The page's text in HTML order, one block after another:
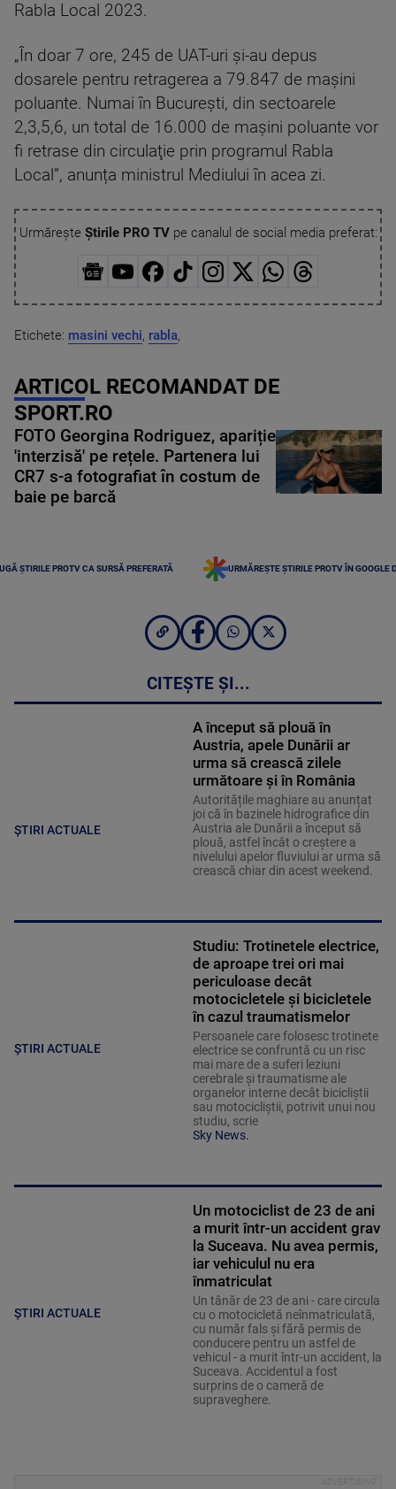
Rabla Local 2023.
„În doar 7 ore, 245 de UAT-uri şi-au depus
dosarele pentru retragerea a 79.847 de maşini
poluante. Numai în Bucureşti, din sectoarele
2,3,5,6, un total de 16.000 de maşini poluante vor
fi retrase din circulaţie prin programul Rabla
Local”, anunța ministrul Mediului în acea zi.
Urmărește Știrile PRO TVpe canalul de social media preferat:
Etichete: masini vechi, rabla,
ARTICOL RECOMANDAT DE
SPORT.RO
FOTO Georgina Rodriguez, apariție
'interzisă' pe rețele. Partenera lui
CR7 s-a fotografiat în costum de
baie pe barcă
ȘTIRILE PROTV CA SURSĂ PREFERATĂ URMĂREȘTE ȘTIRILE PROTV ÎN GOOGLE
CITEȘTE ȘI...
ȘTIRI ACTUALE
A început să plouă în
Austria, apele Dunării ar
urma să crească zilele
următoare și în România
Autoritățile maghiare au anunțat
joi că în bazinele hidrografice din
Austria ale Dunării a început să
plouă, astfel încât o creștere a
nivelului apelor fluviului ar urma să
crească chiar din acest weekend.
ȘTIRI ACTUALE
Studiu: Trotinetele electrice,
de aproape trei ori mai
periculoase decât
motocicletele și bicicletele
în cazul traumatismelor
Persoanele care folosesc trotinete
electrice se confruntă cu un risc
mai mare de a suferi leziuni
cerebrale și traumatisme ale
organelor interne decât bicicliștii
sau motocicliștii, potrivit unui nou
studiu, scrie
Sky News.
ȘTIRI ACTUALE
Un motociclist de 23 de ani
a murit într-un accident grav
la Suceava. Nu avea permis,
iar vehiculul nu era
înmatriculat
Un tânăr de 23 de ani - care circula
cu o motocicletă neînmatriculată,
cu număr fals și fără permis de
conducere pentru un astfel de
vehicul - a murit într-un accident, la
Suceava. Accidentul a fost
surprins de o cameră de
supraveghere.